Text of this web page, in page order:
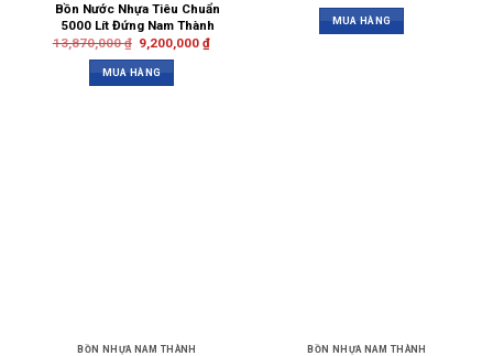
Bồn Nước Nhựa Tiêu Chuẩn
5000 Lít Đứng Nam Thành
13,870,000₫ 9,200,000₫
MUA HÀNG
MUA HÀNG
BỒN NHỰA NAM THÀNH BỒN NHỰA NAM THÀNH